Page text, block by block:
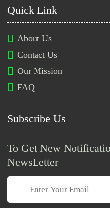
Quick Link
About Us
Contact Us
Our Mission
FAQ
Subscribe Us
To Get New
NewsLetter